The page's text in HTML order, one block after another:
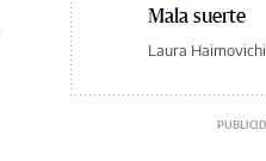
Mala suerte
Laura Haimovichi